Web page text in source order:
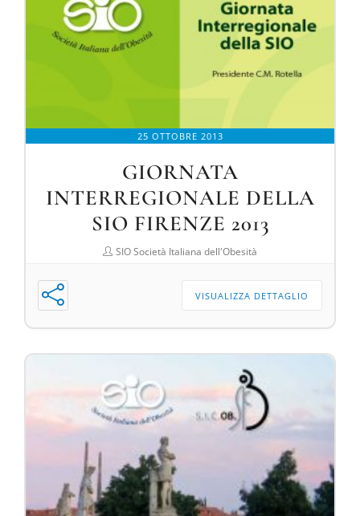
25 OTTOBRE 2013
GIORNATA
INTERREGIONALE DELLA
SIO FIRENZE 2013
SIO Società Italiana dell'Obesità
VISUALIZZA DETTAGLIO